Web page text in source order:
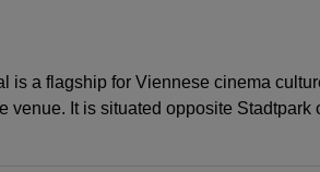
is a flagship for Viennese cinema
venue. It is situated opposite Stadtpark